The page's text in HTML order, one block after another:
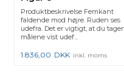
Produktbeskrivelse Femkant
faldende mod højre. Ruden ses
udefra. Det er vigtigt, at du tager
målene vist udef...
1.836,00 DKK inkl. moms